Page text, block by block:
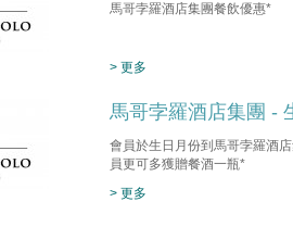
馬哥孛羅酒店集團餐飲優惠*
> 更多
馬哥孛羅酒店集團 -
會員於生日月份到馬哥孛羅酒
員更可多獲贈餐酒一瓶*
> 更多